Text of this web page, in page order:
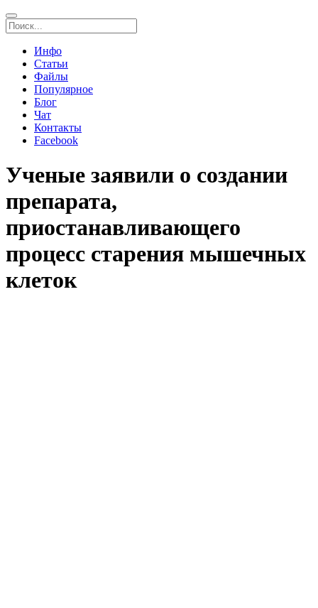
Инфо
Статьи
Файлы
Популярное
Блог
Чат
Контакты
Facebook
Ученые заявили о создании
препарата,
приостанавливающего
процесс старения мышечных
клеток